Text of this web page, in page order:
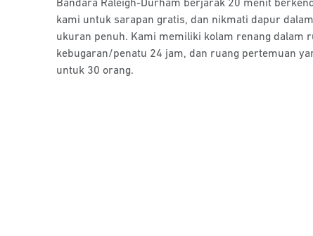
kami untuk sarapan gratis, dan nikmati dapur
ukuran penuh. Kami memiliki kolam renang dalam
kebugaran/penatu 24 jam, dan ruang pertemuan
untuk 30 orang.